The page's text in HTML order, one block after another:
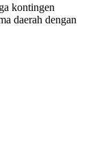
kontingen
daerah dengan